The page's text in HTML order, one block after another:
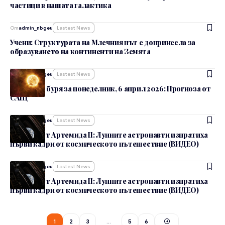
частици в нашата галактика
Отadmin_nbgeu Lastest News
Учени: Структурата на Млечния път е допринесла за
образуването на континенти на Земята
Отadmin_nbgeu Lastest News
Магнитна буря за понеделник, 6 април 2026: Прогноза от
САЩ
От admin_nbgeu Lastest News
Поздрав от Артемида II: Лунните астронавти изпратиха
първи кадри от космическото пътешествие (ВИДЕО)
От admin_nbgeu Lastest News
Поздрав от Артемида II: Лунните астронавти изпратиха
първи кадри от космическото пътешествие (ВИДЕО)
1 2 3 5 6